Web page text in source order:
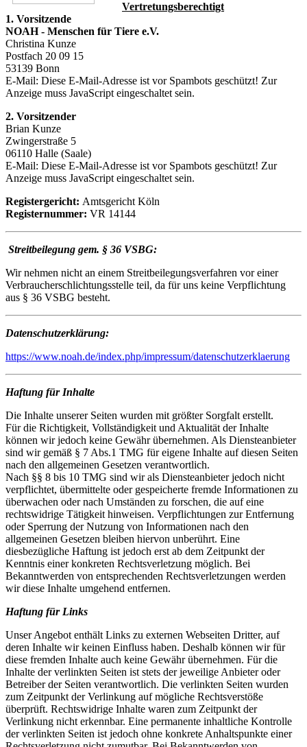
Vertretungsberechtigt
1. Vorsitzende
NOAH - Menschen für Tiere e.V.
Christina Kunze
Postfach 20 09 15
53139 Bonn
E-Mail: Diese E-Mail-Adresse ist vor Spambots geschützt! Zur
Anzeige muss JavaScript eingeschaltet sein.
2. Vorsitzender
Brian Kunze
Zwingerstraße 5
06110 Halle (Saale)
E-Mail: Diese E-Mail-Adresse ist vor Spambots geschützt! Zur
Anzeige muss JavaScript eingeschaltet sein.
Registergericht: Amtsgericht Köln
Registernummer: VR 14144
Streitbeilegung gem. § 36 VSBG:
Wir nehmen nicht an einem Streitbeilegungsverfahren vor einer
Verbraucherschlichtungsstelle teil, da für uns keine Verpflichtung
aus § 36 VSBG besteht.
Datenschutzerklärung:
https://www.noah.de/index.php/impressum/datenschutzerklaerung
Haftung für Inhalte
Die Inhalte unserer Seiten wurden mit größter Sorgfalt erstellt.
Für die Richtigkeit, Vollständigkeit und Aktualität der Inhalte
können wir jedoch keine Gewähr übernehmen. Als Diensteanbieter
sind wir gemäß § 7 Abs.1 TMG für eigene Inhalte auf diesen Seiten
nach den allgemeinen Gesetzen verantwortlich.
Nach §§ 8 bis 10 TMG sind wir als Diensteanbieter jedoch nicht
verpflichtet, übermittelte oder gespeicherte fremde Informationen zu
überwachen oder nach Umständen zu forschen, die auf eine
rechtswidrige Tätigkeit hinweisen. Verpflichtungen zur Entfernung
oder Sperrung der Nutzung von Informationen nach den
allgemeinen Gesetzen bleiben hiervon unberührt. Eine
diesbezügliche Haftung ist jedoch erst ab dem Zeitpunkt der
Kenntnis einer konkreten Rechtsverletzung möglich. Bei
Bekanntwerden von entsprechenden Rechtsverletzungen werden
wir diese Inhalte umgehend entfernen.
Haftung für Links
Unser Angebot enthält Links zu externen Webseiten Dritter, auf
deren Inhalte wir keinen Einfluss haben. Deshalb können wir für
diese fremden Inhalte auch keine Gewähr übernehmen. Für die
Inhalte der verlinkten Seiten ist stets der jeweilige Anbieter oder
Betreiber der Seiten verantwortlich. Die verlinkten Seiten wurden
zum Zeitpunkt der Verlinkung auf mögliche Rechtsverstöße
überprüft. Rechtswidrige Inhalte waren zum Zeitpunkt der
Verlinkung nicht erkennbar. Eine permanente inhaltliche Kontrolle
der verlinkten Seiten ist jedoch ohne konkrete Anhaltspunkte einer